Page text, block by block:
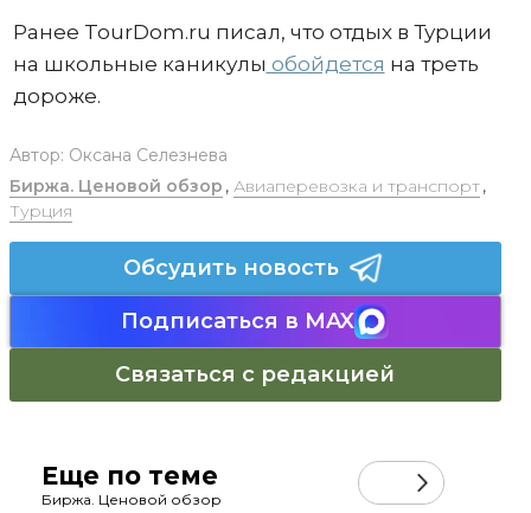
Ранее TourDom.ru писал, что отдых в Турции
на школьные каникулы обойдется на треть
дороже.
Автор: Оксана Селезнева
Биржа. Ценовой обзор , Авиаперевозка и транспорт,
Турция
Обсудить новость
Подписаться в MAX
Связаться с редакцией
Еще по теме
Биржа. Ценовой обзор